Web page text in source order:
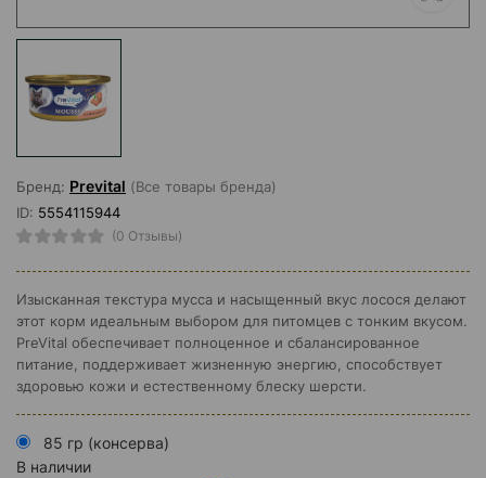
Бренд: Prevital (Все товары бренда)
ID: 5554115944
(0 Отзывы)
Изысканная текстура мусса и насыщенный вкус лосося делают
этот корм идеальным выбором для питомцев с тонким вкусом.
PreVital обеспечивает полноценное и сбалансированное
питание, поддерживает жизненную энергию, способствует
здоровью кожи и естественному блеску шерсти.
85 гр (консерва)
В наличии